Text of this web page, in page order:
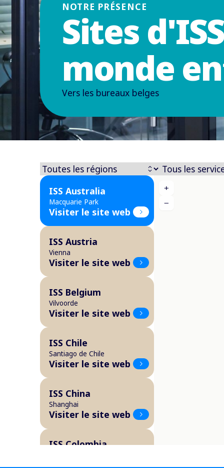
NOTRE PRÉSENCE
Sites
monde
Vers les bureaux belges
ISS Australia
Macquarie Park
Visiter le site web
ISS Austria
Vienna
Visiter le site web
ISS Belgium
Vilvoorde
Visiter le site web
ISS Chile
Santiago de Chile
Visiter le site web
ISS China
Shanghai
Visiter le site web
ISS Colombia
Visiter le site web
+
−